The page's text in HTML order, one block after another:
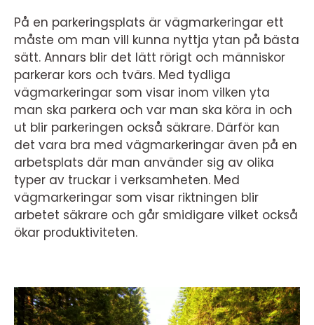
På en parkeringsplats är vägmarkeringar ett
måste om man vill kunna nyttja ytan på bästa
sätt. Annars blir det lätt rörigt och människor
parkerar kors och tvärs. Med tydliga
vägmarkeringar som visar inom vilken yta
man ska parkera och var man ska köra in och
ut blir parkeringen också säkrare. Därför kan
det vara bra med vägmarkeringar även på en
arbetsplats där man använder sig av olika
typer av truckar i verksamheten. Med
vägmarkeringar som visar riktningen blir
arbetet säkrare och går smidigare vilket också
ökar produktiviteten.